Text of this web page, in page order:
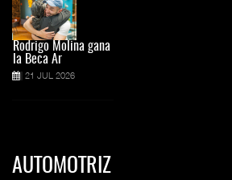
Rodrigo Molina gana
la Beca Ar
21 JUL 2026
AUTOMOTRIZ